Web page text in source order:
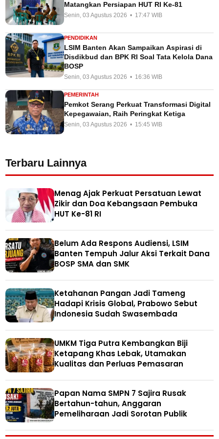
Matangkan Persiapan HUT RI Ke-81
Senin, 03 Agustus 2026 • 17:47 WIB
PENDIDIKAN
LSIM Banten Akan Sampaikan Aspirasi di
Disdikbud dan BPK RI Soal Tata Kelola Dana
BOSP
Senin, 03 Agustus 2026 • 16:36 WIB
PEMERINTAH
Pemkot Serang Perkuat Transformasi Digital
Kepegawaian, Raih Peringkat Ketiga
Senin, 03 Agustus 2026 • 15:45 WIB
Terbaru Lainnya
Menag Ajak Perkuat Persatuan Lewat
Zikir dan Doa Kebangsaan Pembuka
HUT Ke-81 RI
Belum Ada Respons Audiensi, LSIM
Banten Tempuh Jalur Aksi Terkait Dana
BOSP SMA dan SMK
Ketahanan Pangan Jadi Tameng
Hadapi Krisis Global, Prabowo Sebut
Indonesia Sudah Swasembada
UMKM Tiga Putra Kembangkan Biji
Ketapang Khas Lebak, Utamakan
Kualitas dan Perluas Pemasaran
Papan Nama SMPN 7 Sajira Rusak
Bertahun-tahun, Anggaran
Pemeliharaan Jadi Sorotan Publik